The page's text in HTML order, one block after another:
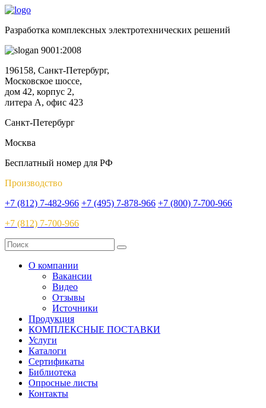
Разработка комплексных электротехнических решений
9001:2008
196158, Санкт-Петербург,
Московское шоссе,
дом 42, корпус 2,
литера А, офис 423
Санкт-Петербург
Москва
Бесплатный номер для РФ
Производство
+7 (812) 7-482-966 +7 (495) 7-878-966 +7 (800) 7-700-966
+7 (812) 7-700-966
О компании
Вакансии
Видео
Отзывы
Источники
Продукция
КОМПЛЕКСНЫЕ ПОСТАВКИ
Услуги
Каталоги
Сертификаты
Библиотека
Опросные листы
Контакты